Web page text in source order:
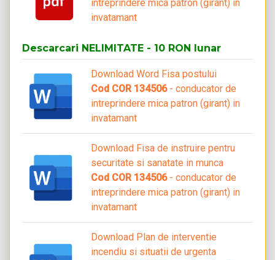
intreprindere mica patron (girant) in
invatamant
Descarcari NELIMITATE - 10 RON lunar
Download Word Fisa postului
Cod COR 134506- conducator de
intreprindere mica patron (girant) in
invatamant
Download Fisa de instruire pentru
securitate si sanatate in munca
Cod COR 134506- conducator de
intreprindere mica patron (girant) in
invatamant
Download Plan de interventie
incendiu si situatii de urgenta